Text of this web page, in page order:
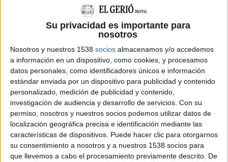
Su privacidad es importante para
nosotros
Nosotros y nuestros 1538 socios almacenamos y/o accedemos
a información en un dispositivo, como cookies, y procesamos
datos personales, como identificadores únicos e información
estándar enviada por un dispositivo para publicidad y contenido
personalizado, medición de publicidad y contenido,
investigación de audiencia y desarrollo de servicios. Con su
permiso, nosotros y nuestros socios podemos utilizar datos de
localización geográfica precisa e identificación mediante las
características de dispositivos. Puede hacer clic para otorgarnos
su consentimiento a nosotros y a nuestros 1538 socios para
que llevemos a cabo el procesamiento previamente descrito. De
assoleixen la quota del 30% d’obra europea en
els catàlegs pels abonats de Catalunya.
Disney+ ofereix un catàleg amb 1.707 obres
audiovisuals (1.027 pel·lícules i 680 produccions
seriades o temporades), la qual cosa implica una
quota d’obra europea del 4,5%. La segona, HBO,
ofereix a Catalunya un catàleg de 1.725 obres
audiovisuals (909 pel·lícules i 816 produccions
seriades o temporades), la qual cosa suposa una
quota d’obra europea del 25,0%.